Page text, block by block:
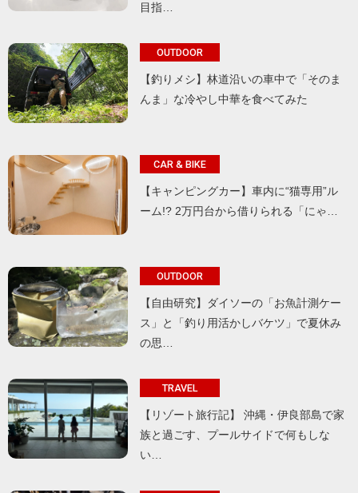
目指…
OUTDOOR
【釣りメシ】林道沿いの車中で「そのま
んま」な冷やし中華を食べてみた
CAR & BIKE
【キャンピングカー】車内に“猫専用”ル
ーム!? 2万円台から借りられる「にゃ…
OUTDOOR
【自由研究】ダイソーの「お魚計測ケー
ス」と「釣り用活かしバケツ」で夏休み
の思…
TRAVEL
【リゾート旅行記】 沖縄・伊良部島で家
族と過ごす、プールサイドで何もしな
い…